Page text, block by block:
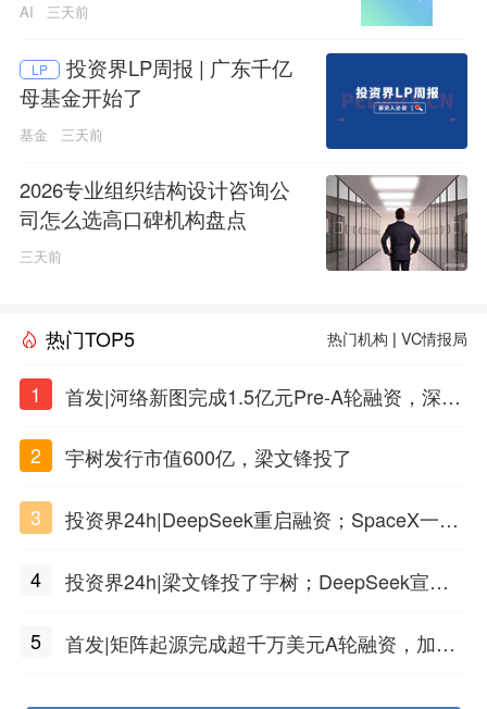
AI 三天前
LP
投资界LP周报 | 广东千亿
母基金开始了
基金 三天前
2026专业组织结构设计咨询公
司怎么选高口碑机构盘点
三天前
热门TOP5 热门机构 |VC情报局
1
首发|河络新图完成1.5亿元Pre-A轮融资，深耕i
2
宇树发行市值600亿，梁文锋投了
3
投资界24h|DeepSeek重启融资；SpaceX一夜
4
投资界24h|梁文锋投了宇树；DeepSeek宣布
5
首发|矩阵起源完成超千万美元A轮融资，加速